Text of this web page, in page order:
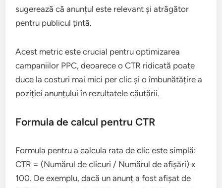
sugerează că anunțul este relevant și atrăgător
pentru publicul țintă.
Acest metric este crucial pentru optimizarea
campaniilor PPC, deoarece o CTR ridicată poate
duce la costuri mai mici per clic și o îmbunătățire a
poziției anunțului în rezultatele căutării.
Formula de calcul pentru CTR
Formula pentru a calcula rata de clic este simplă:
CTR = (Numărul de clicuri / Numărul de afișări) x
100. De exemplu, dacă un anunț a fost afișat de